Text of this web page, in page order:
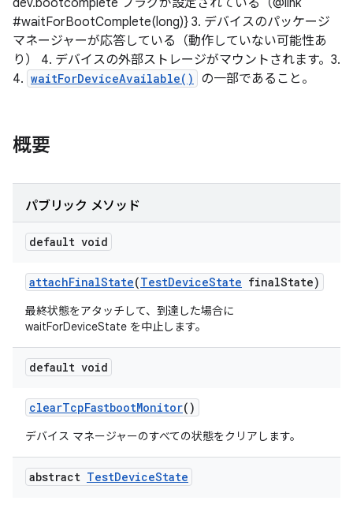
dev.bootcomplete フラグが設定されている（@link
#waitForBootComplete(long)} 3. デバイスのパッケージ
マネージャーが応答している（動作していない可能性あ
り） 4. デバイスの外部ストレージがマウントされます。3.
4. waitForDeviceAvailable() の一部であること。
概要
パブリック メソッド
default void
attachFinalState(TestDeviceState finalState)
最終状態をアタッチして、到達した場合に
waitForDeviceState を中止します。
default void
clearTcpFastbootMonitor()
デバイス マネージャーのすべての状態をクリアします。
abstract TestDeviceState